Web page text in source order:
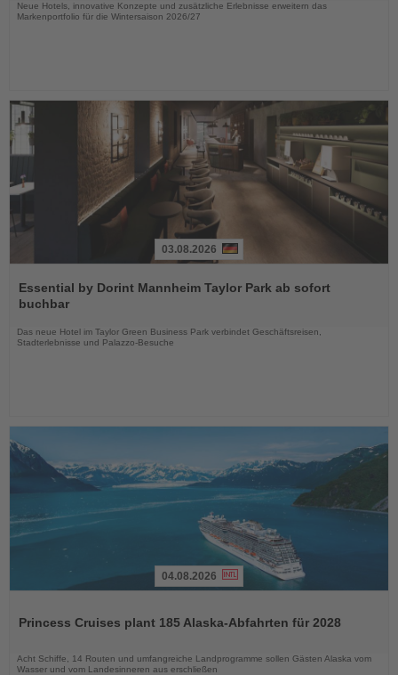
Neue Hotels, innovative Konzepte und zusätzliche Erlebnisse erweitern das
Markenportfolio für die Wintersaison 2026/27
Sie
die
03.08.2026
Essential by Dorint Mannheim Taylor Park ab sofort
buchbar
Das neue Hotel im Taylor Green Business Park verbindet Geschäftsreisen,
Stadterlebnisse und Palazzo-Besuche
die
04.08.2026
Princess Cruises plant 185 Alaska-Abfahrten für 2028
Acht Schiffe, 14 Routen und umfangreiche Landprogramme sollen Gästen Alaska vom
Wasser und vom Landesinneren aus erschließen